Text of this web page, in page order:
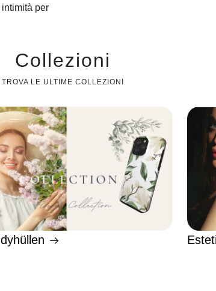
per
Collezioni
TROVA LE ULTIME COLLEZIONI